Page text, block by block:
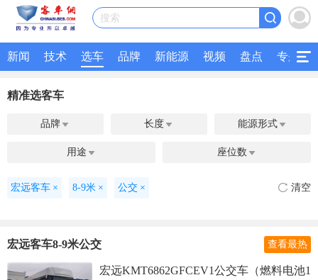
搜索
新闻 技术 选车 品牌 新能源 视频 盘点 专题
精准选客车
品牌  长度  能源形式 
用途  座位数 
宏远客车 × 8-9米 × 公交 × 清空
宏远客车8-9米公交 查看最热
宏远KMT6862GFCEV1公交车（燃料电池1